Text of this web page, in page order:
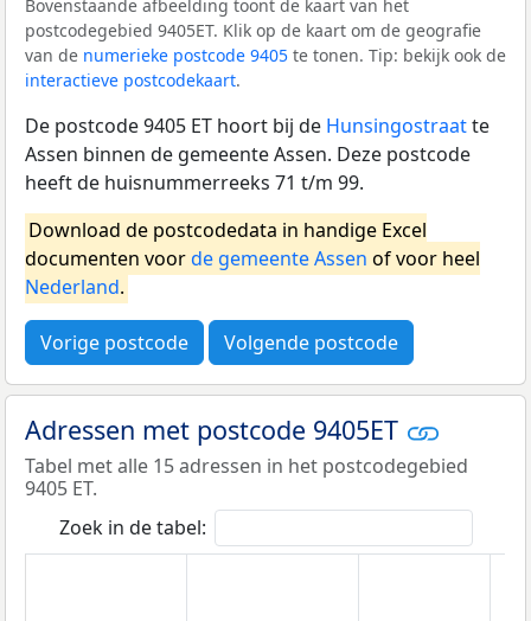
Bovenstaande afbeelding toont de kaart van het
postcodegebied 9405ET. Klik op de kaart om de geografie
van de numerieke postcode 9405 te tonen. Tip: bekijk ook de
interactieve postcodekaart.
De postcode 9405 ET hoort bij de Hunsingostraatte
Assen binnen de gemeente Assen. Deze postcode
heeft de huisnummerreeks 71 t/m 99.
Download de postcodedata in handige Excel
documenten voorde gemeente Assen of voor heel
Nederland.
Vorige postcode Volgende postcode
Adressen met postcode 9405ET
Tabel met alle 15 adressen in het postcodegebied
9405 ET.
Zoek in de tabel: